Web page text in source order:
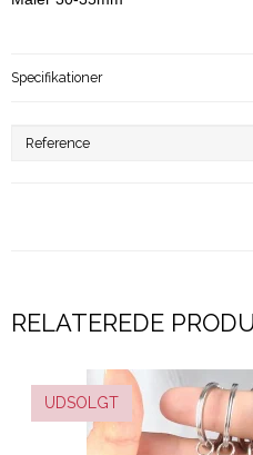
Specifikationer
Reference
RELATEREDE
UDSOLGT